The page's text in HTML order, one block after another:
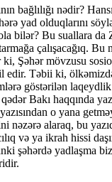
bağlılığı nədir?
yad olduqlarını
bilər? Bu suallara da
çalışacağıq. Bu
Şəhər mövzusu
edir. Təbii ki,
göstərilən
Bakı haqqında
o yana
nəzərə alaraq, bu
və ya ikrah hissi
şəhərdə yadlaşma